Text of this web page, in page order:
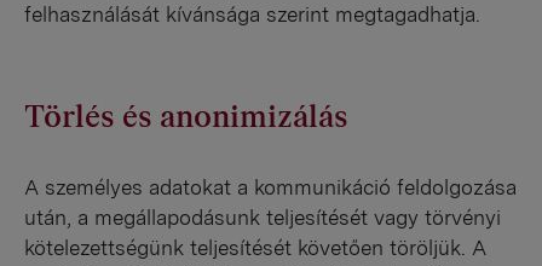
felhasználását kívánsága szerint megtagadhatja.
Törlés és anonimizálás
A személyes adatokat a kommunikáció feldolgozása
után, a megállapodásunk teljesítését vagy törvényi
kötelezettségünk teljesítését követően töröljük. A